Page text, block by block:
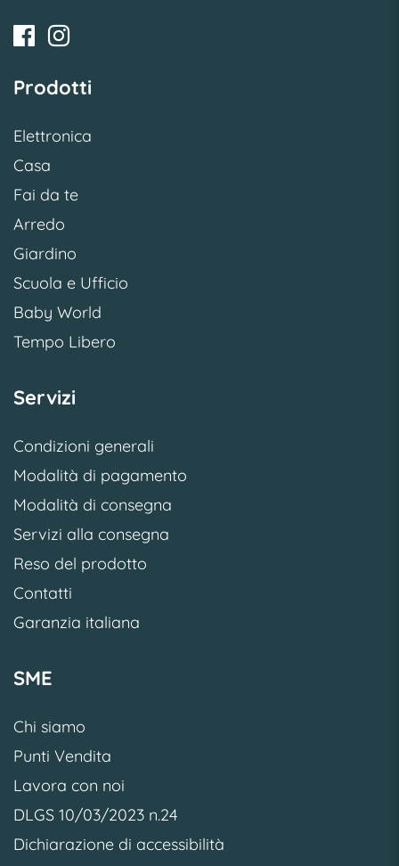
Prodotti
Elettronica
Casa
Fai da te
Arredo
Giardino
Scuola e Ufficio
Baby World
Tempo Libero
Servizi
Condizioni generali
Modalità di pagamento
Modalità di consegna
Servizi alla consegna
Reso del prodotto
Contatti
Garanzia italiana
SME
Chi siamo
Punti Vendita
Lavora con noi
DLGS 10/03/2023 n.24
Dichiarazione di accessibilità